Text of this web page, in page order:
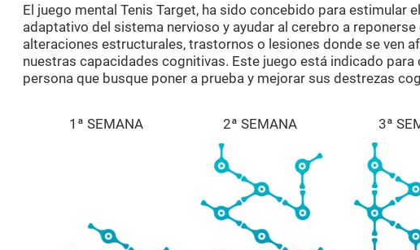
El juego mental Tenis Target, ha sido concebido para estimular
adaptativo del sistema nervioso y ayudar al cerebro a reponerse
alteraciones estructurales, trastornos o lesiones donde se ven
nuestras capacidades cognitivas. Este juego está indicado para
persona que busque poner a prueba y mejorar sus destrezas
1ª SEMANA 2ª SEMANA 3ª